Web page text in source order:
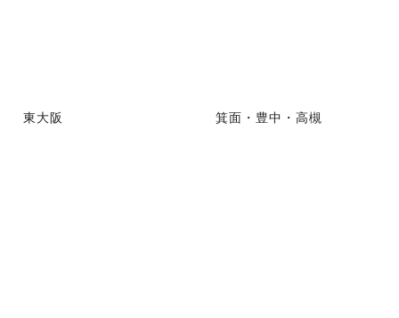
東大阪 箕面・豊中・高槻